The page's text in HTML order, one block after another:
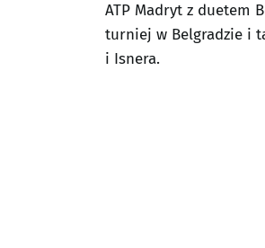
ATP Madryt z duetem
turniej w Belgradzie i
i Isnera.